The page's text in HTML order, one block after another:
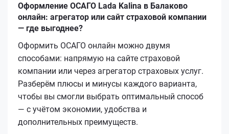
Оформление ОСАГО Lada Kalina в Балаково
онлайн: агрегатор или сайт страховой компании
— где выгоднее?
Оформить ОСАГО онлайн можно двумя
способами: напрямую на сайте страховой
компании или через агрегатор страховых услуг.
Разберём плюсы и минусы каждого варианта,
чтобы вы смогли выбрать оптимальный способ
— с учётом экономии, удобства и
дополнительных преимуществ.